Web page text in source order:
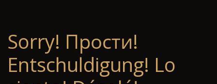
Sorry! Прости!
Entschuldigung! Lo